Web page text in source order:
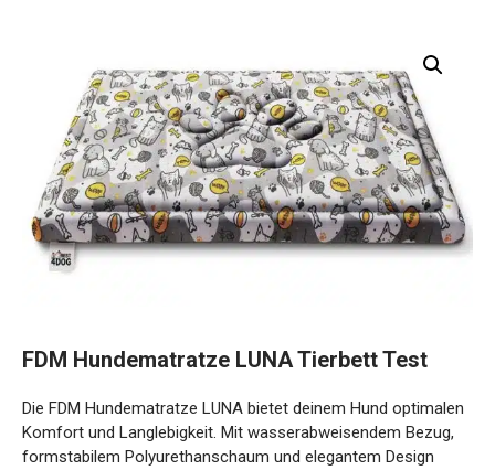
FDM Hundematratze LUNA Tierbett Test
Die FDM Hundematratze LUNA bietet deinem Hund optimalen
Komfort und Langlebigkeit. Mit wasserabweisendem Bezug,
formstabilem Polyurethanschaum und elegantem Design